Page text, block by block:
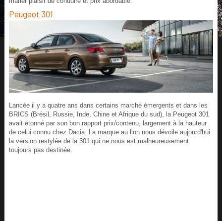
Peugeot 301
Lancée il y a quatre ans dans certains marché émergents et dans les
BRICS (Brésil, Russie, Inde, Chine et Afrique du sud), la Peugeot 301
avait étonné par son bon rapport prix/contenu, largement à la hauteur
de celui connu chez Dacia. La marque au lion nous dévoile aujourd'hui
la version restylée de la 301 qui ne nous est malheureusement
toujours pas destinée.